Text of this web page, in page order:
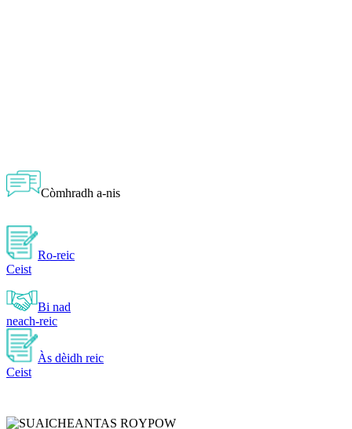
Còmhradh a-nis
Ro-reic
Ceist
Bi nad
neach-reic
Às dèidh reic
Ceist